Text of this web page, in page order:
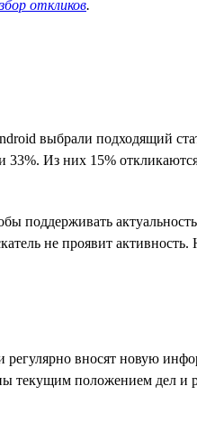
откликов.
выбрали подходящий
Из них 15%
поддерживать
не проявит
регулярно вносят новую
текущим положением дел и